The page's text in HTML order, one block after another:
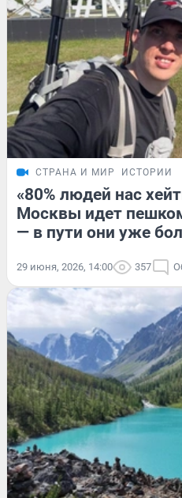
СТРАНА И МИР ИСТОРИИ
«80% людей нас
Москвы идет
— в пути они уже
29 июня, 2026, 14:00 357